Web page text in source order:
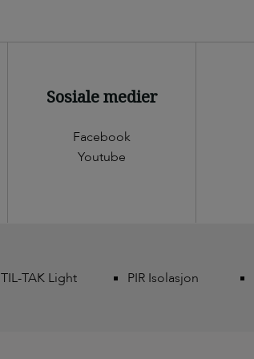
Sosiale medier
Facebook
Youtube
TIL-TAK Light PIR Isolasjon